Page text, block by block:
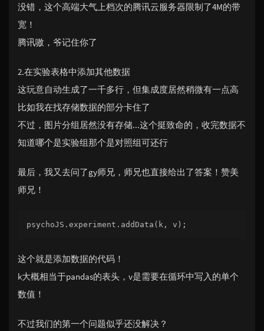
没错，这个高端大气上档次的腾讯云服务器限制了4M的带
宽！
腾讯嗷，爷记住你了
2.在实验表格中添加其他数据
这玩意自动生成了一千多行，但集成度居然稍微有一点高
比如我在找存储数据的部分卡住了
不过，图片分组居然没有存储...这个挺致命的，收完数据不
知道哪个是实验组那个是对照组可还行
最后，我又去问了gy师兄，师兄也直接给出了答案！赞美
师兄！
psychoJS.experiment.addData(k, v);
这个就是添加数据的代码！
k大概相当于pandas的表头，v是需要在循环中写入的单个
数值！
不过我们的第一个问题似乎还没解决？